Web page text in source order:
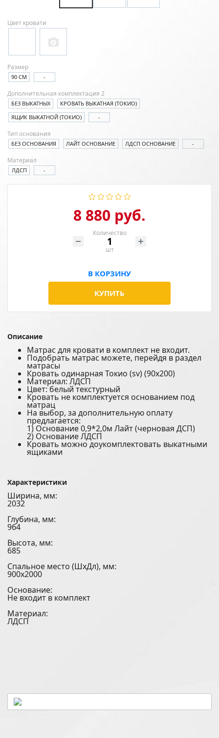
Цвет кровати
Размер
90 СМ -
Дополнительная комплектация 2
БЕЗ ВЫКАТНЫХ
КРОВАТЬ ВЫКАТНАЯ (ТОКИО)
ЯЩИК ВЫКАТНОЙ (ТОКИО)
-
Тип основания
БЕЗ ОСНОВАНИЯ ЛАЙТ ОСНОВАНИЕ ЛДСП ОСНОВАНИЕ -
Материал
ЛДСП -
8 880 руб.
Количество
шт
В КОРЗИНУ
КУПИТЬ
Описание
Матрас для кровати в комплект не входит.
Подобрать матрас можете, перейдя в раздел
матрасы
Кровать одинарная Токио (sv) (90х200)
Материал: ЛДСП
Цвет: белый текстурный
Кровать не комплектуется основанием под
матрац
На выбор, за дополнительную оплату
предлагается:
1) Основание 0,9*2,0м Лайт (черновая ДСП)
2) Основание ЛДСП
Кровать можно доукомплектовать выкатными
ящиками
Характеристики
Ширина, мм:
2032
Глубина, мм:
964
Высота, мм:
685
Спальное место (ШхДл), мм:
900х2000
Основание:
Не входит в комплект
Материал:
ЛДСП